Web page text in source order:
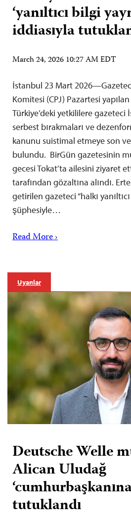
‘yanıltıcı bilgi
iddiasıyla
March 24, 2026 10:27 AM EDT
İstanbul 23 Mart
Komitesi (CPJ) Pazartesi
Türkiye’deki yetkililere gazeteci
serbest bırakmaları ve
kanunu suistimal etmeye son
bulundu. BirGün gazetesinin
gecesi Tokat’ta ailesini ziyaret
tarafından gözaltına alındı.
getirilen gazeteci “halkı
şüphesiyle…
Read More ›
Uyarılar
Deutsche Welle
Alican Uludağ
tutuklandı